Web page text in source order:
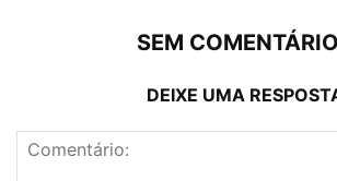
SEM
DEIXE UMA